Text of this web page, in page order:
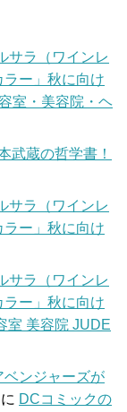
サラ（ワインレ
ー」秋に向け
室・美容院・ヘ
武蔵の哲学書！
サラ（ワインレ
ー」秋に向け
サラ（ワインレ
ー」秋に向け
室 美容院 JUDE
ベンジャーズが
に DCコミックの